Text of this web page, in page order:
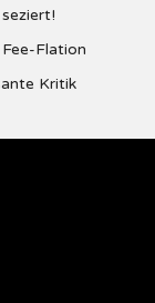
Flation
Kritik